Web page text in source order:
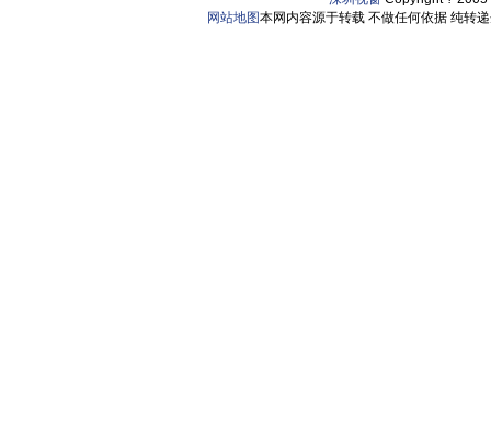
网站地图本网内容源于转载 不做任何依据 纯转